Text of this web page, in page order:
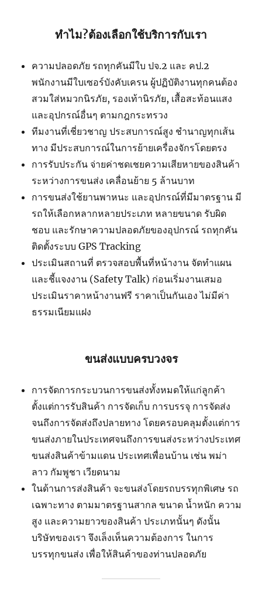
ทำไม?ต้องเลือกใช้บริการกับเรา
ความปลอดภัย รถทุกคันมีใบ ปจ.2 และ คป.2
พนักงานมีใบเซอร์บังคับเครน ผู้ปฏิบัติงานทุกคนต้อง
สวมใส่หมวกนิรภัย, รองเท้านิรภัย, เสื้อสะท้อนแสง
และอุปกรณ์อื่นๆ ตามกฎกระทรวง
ทีมงานที่เชี่ยวชาญ ประสบการณ์สูง ชำนาญทุกเส้น
ทาง มีประสบการณ์ในการย้ายเครื่องจักรโดยตรง
การรับประกัน จ่ายค่าชดเชยความเสียหายของสินค้า
ระหว่างการขนส่ง เคลื่อนย้าย 5 ล้านบาท
การขนส่งใช้ยานพาหนะ และอุปกรณ์ที่มีมาตรฐาน มี
รถให้เลือกหลากหลายประเภท หลายขนาด รับผิด
ชอบ และรักษาความปลอดภัยของอุปกรณ์ รถทุกคัน
ติดตั้งระบบ GPS Tracking
ประเมินสถานที่ ตรวจสอบพื้นที่หน้างาน จัดทำแผน
และชี้แจงงาน (Safety Talk) ก่อนเริ่มงานเสมอ
ประเมินราคาหน้างานฟรี ราคาเป็นกันเอง ไม่มีค่า
ธรรมเนียมแฝง
ขนส่งแบบครบวงจร
การจัดการกระบวนการขนส่งทั้งหมดให้แก่ลูกค้า
ตั้งแต่การรับสินค้า การจัดเก็บ การบรรจุ การจัดส่ง
จนถึงการจัดส่งถึงปลายทาง โดยครอบคลุมตั้งแต่การ
ขนส่งภายในประเทศจนถึงการขนส่งระหว่างประเทศ
ขนส่งสินค้าข้ามแดน ประเทศเพื่อนบ้าน เช่น พม่า
ลาว กัมพูชา เวียดนาม
ในด้านการส่งสินค้า จะขนส่งโดยรถบรรทุกพิเศษ รถ
เฉพาะทาง ตามมาตรฐานสากล ขนาด น้ำหนัก ความ
สูง และความยาวของสินค้า ประเภทนั้นๆ ดังนั้น
บริษัทของเรา จึงเล็งเห็นความต้องการ ในการ
บรรทุกขนส่ง เพื่อให้สินค้าของท่านปลอดภัย